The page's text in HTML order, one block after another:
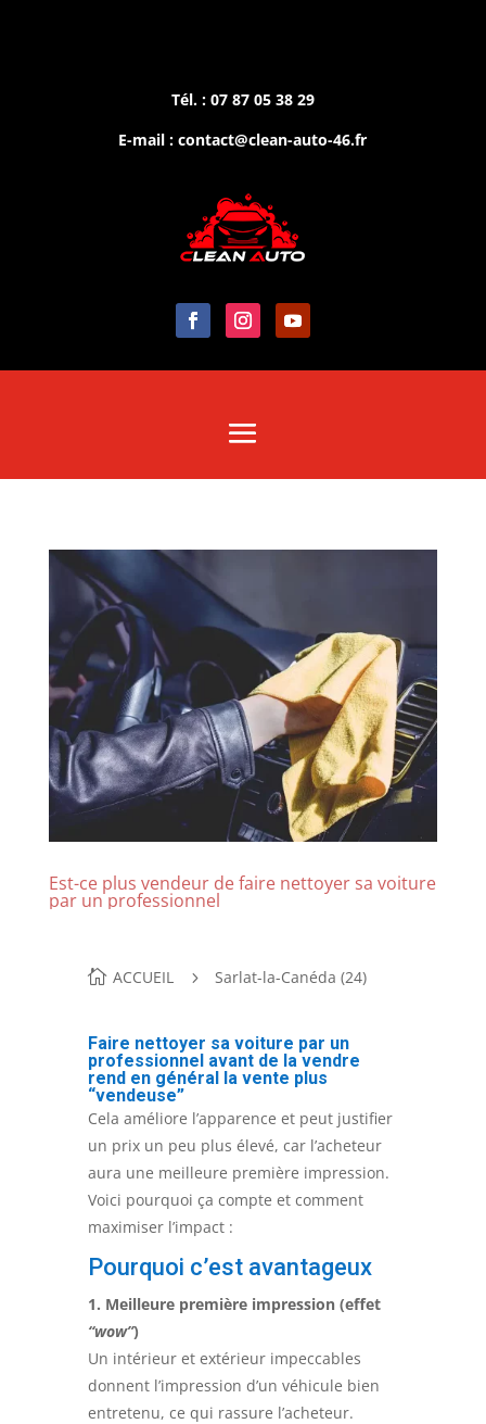
Tél. : 07 87 05 38 29
E-mail : contact@clean-auto-46.fr
Est-ce plus vendeur de faire nettoyer sa voiture
par un professionnel
ACCUEIL Sarlat-la-Canéda (24)
Faire nettoyer sa voiture par un
professionnel avant de la vendre
rend en général la vente plus
“vendeuse”
Cela améliore l’apparence et peut justifier
un prix un peu plus élevé, car l’acheteur
aura une meilleure première impression.
Voici pourquoi ça compte et comment
maximiser l’impact :
Pourquoi c’est avantageux
1. Meilleure première impression (effet
“wow”)
Un intérieur et extérieur impeccables
donnent l’impression d’un véhicule bien
entretenu, ce qui rassure l’acheteur.